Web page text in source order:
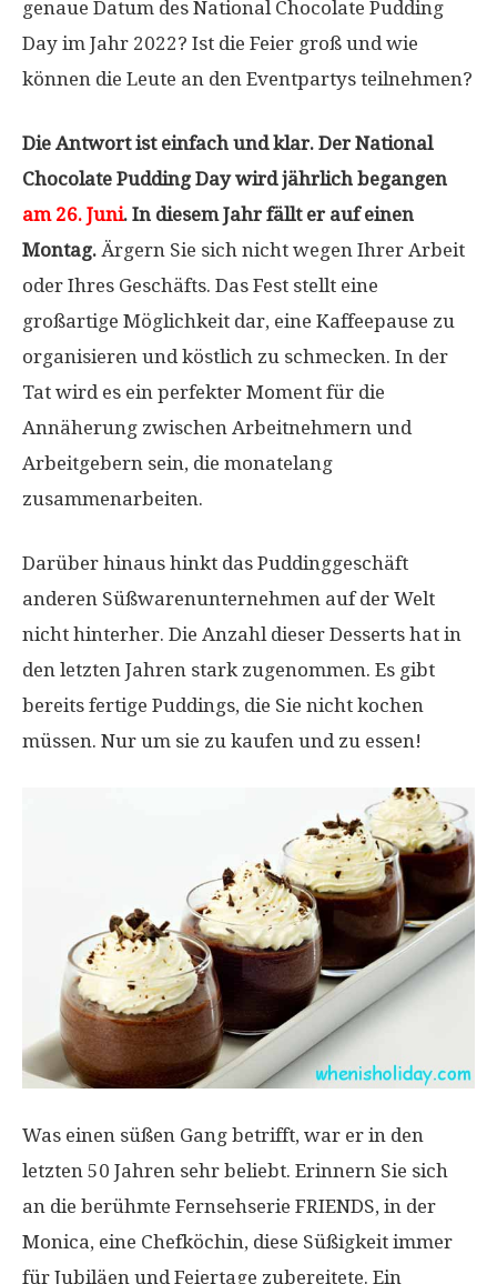
genaue Datum des National Chocolate Pudding
Day im Jahr 2022? Ist die Feier groß und wie
können die Leute an den Eventpartys teilnehmen?
Die Antwort ist einfach und klar. Der National
Chocolate Pudding Day wird jährlich begangen
am 26. Juni. In diesem Jahr fällt er auf einen
Montag. Ärgern Sie sich nicht wegen Ihrer Arbeit
oder Ihres Geschäfts. Das Fest stellt eine
großartige Möglichkeit dar, eine Kaffeepause zu
organisieren und köstlich zu schmecken. In der
Tat wird es ein perfekter Moment für die
Annäherung zwischen Arbeitnehmern und
Arbeitgebern sein, die monatelang
zusammenarbeiten.
Darüber hinaus hinkt das Puddinggeschäft
anderen Süßwarenunternehmen auf der Welt
nicht hinterher. Die Anzahl dieser Desserts hat in
den letzten Jahren stark zugenommen. Es gibt
bereits fertige Puddings, die Sie nicht kochen
müssen. Nur um sie zu kaufen und zu essen!
Was einen süßen Gang betrifft, war er in den
letzten 50 Jahren sehr beliebt. Erinnern Sie sich
an die berühmte Fernsehserie FRIENDS, in der
Monica, eine Chefköchin, diese Süßigkeit immer
für Jubiläen und Feiertage zubereitete. Ein